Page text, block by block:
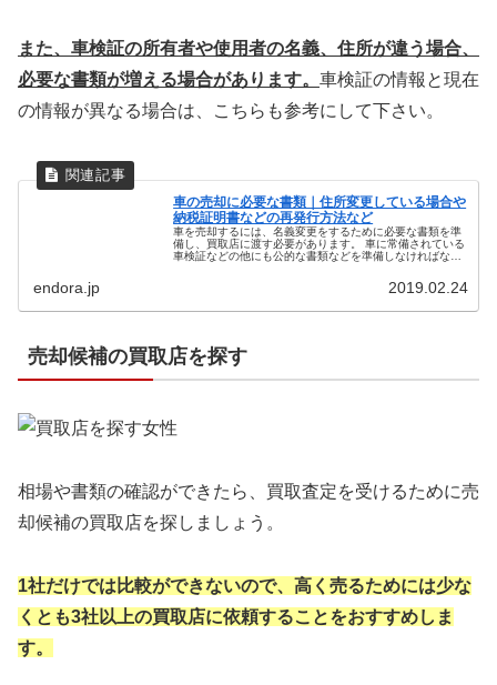
また、車検証の所有者や使用者の名義、 住所が違う場合、
必要な書類が増える場合があります。 車検証の情報と現在
の情報が異なる場合は、こちらも参考にして下さい。
車の売却に必要な書類｜住所変更している場合や
納税証明書などの再発行方法など
車を売却するには、名義変更をするために必要な書類を準
備し、買取店に渡す必要があります。 車に常備されている
車検証などの他にも公的な書類などを準備しなければなら
endora.jp 2019.02.24
売却候補の買取店を探す
相場や書類の確認ができたら、買取査定を受けるために売
却候補の買取店を探しましょう。
1社だけでは比較ができないので、高く売るためには少な
くとも3社以上の買取店に依頼することをおすすめしま
す。